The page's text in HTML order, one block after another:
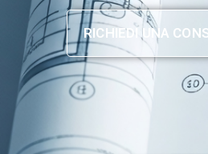
RICHIEDI UNA